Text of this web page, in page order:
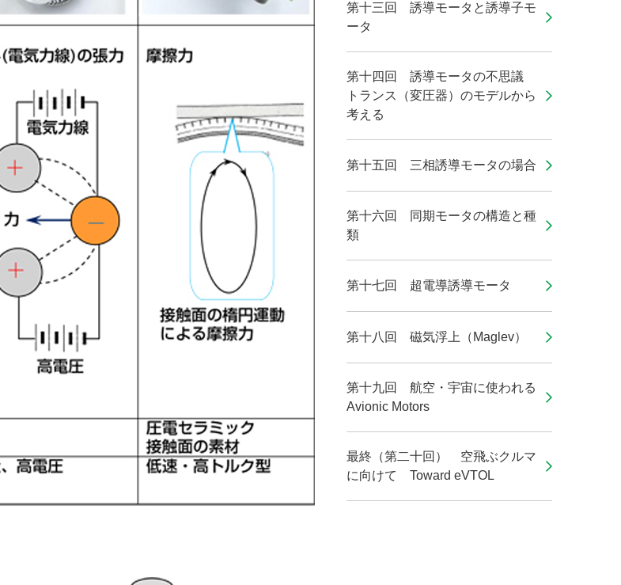
第十三回 誘導モータと誘導子モ
ータ
第十四回 誘導モータの不思議
トランス（変圧器）のモデルから
考える
第十五回 三相誘導モータの場合
第十六回 同期モータの構造と種
類
第十七回 超電導誘導モータ
第十八回 磁気浮上（Maglev）
第十九回 航空・宇宙に使われる
Avionic Motors
最終（第二十回） 空飛ぶクルマ
に向けて Toward eVTOL